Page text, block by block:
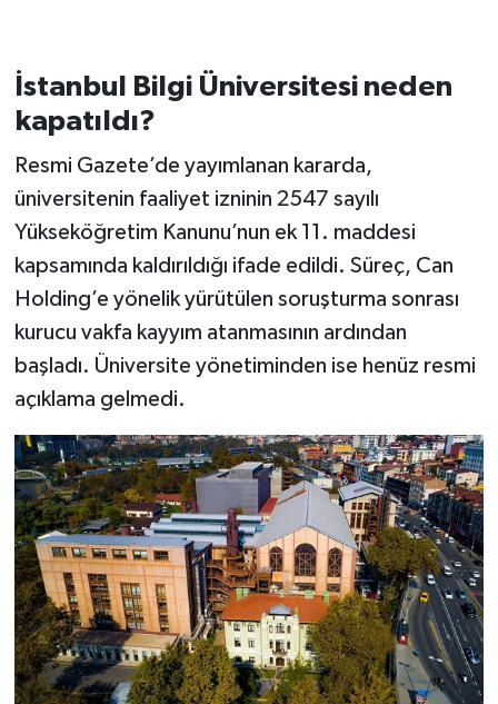
İstanbul Bilgi Üniversitesi neden
kapatıldı?
Resmi Gazete’de yayımlanan kararda,
üniversitenin faaliyet izninin 2547 sayılı
Yükseköğretim Kanunu’nun ek 11. maddesi
kapsamında kaldırıldığı ifade edildi. Süreç, Can
Holding’e yönelik yürütülen soruşturma sonrası
kurucu vakfa kayyım atanmasının ardından
başladı. Üniversite yönetiminden ise henüz resmi
açıklama gelmedi.